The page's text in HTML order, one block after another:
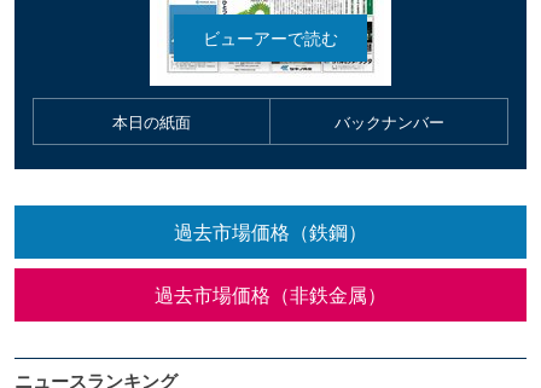
本日の紙面 バックナンバー
過去市場価格（鉄鋼）
過去市場価格（非鉄金属）
ニュースランキング